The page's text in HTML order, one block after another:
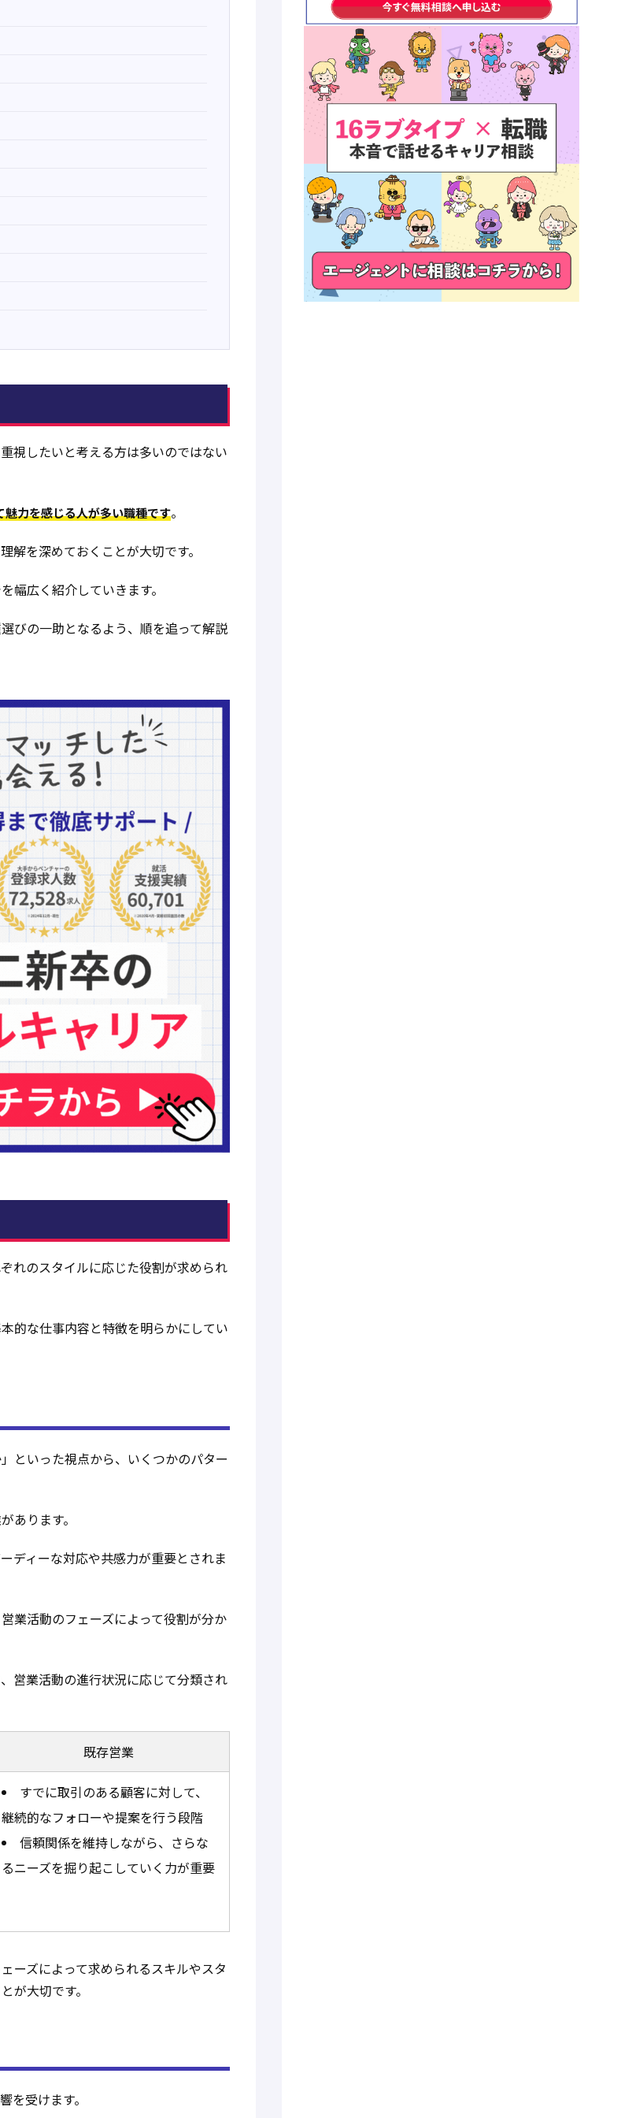
視したいと考える方は多いのではない
力を感じる人が多い職種です。
解を深めておくことが大切です。
幅広く紹介していきます。
びの一助となるよう、順を追って解説
れのスタイルに応じた役割が求められ
的な仕事内容と特徴を明らかにしてい
といった視点から、いくつかのパター
あります。
ディーな対応や共感力が重要とされま
業活動のフェーズによって役割が分か
営業活動の進行状況に応じて分類され
既存営業
すでに取引のある顧客に対して、
継続的なフォローや提案を行う段階
信頼関係を維持しながら、さらな
るニーズを掘り起こしていく力が重要
ーズによって求められるスキルやスタ
が大切です。
を受けます。